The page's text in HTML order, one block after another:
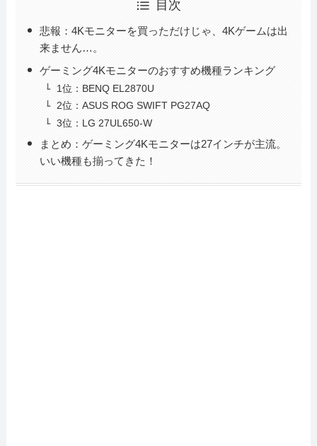
目次
悲報：4Kモニターを買っただけじゃ、4Kゲームは出
来ません…。
ゲーミング4Kモニターのおすすめ機種ランキング
1位：BENQ EL2870U
2位：ASUS ROG SWIFT PG27AQ
3位：LG 27UL650-W
まとめ：ゲーミング4Kモニターは27インチが主流。
いい機種も揃ってきた！